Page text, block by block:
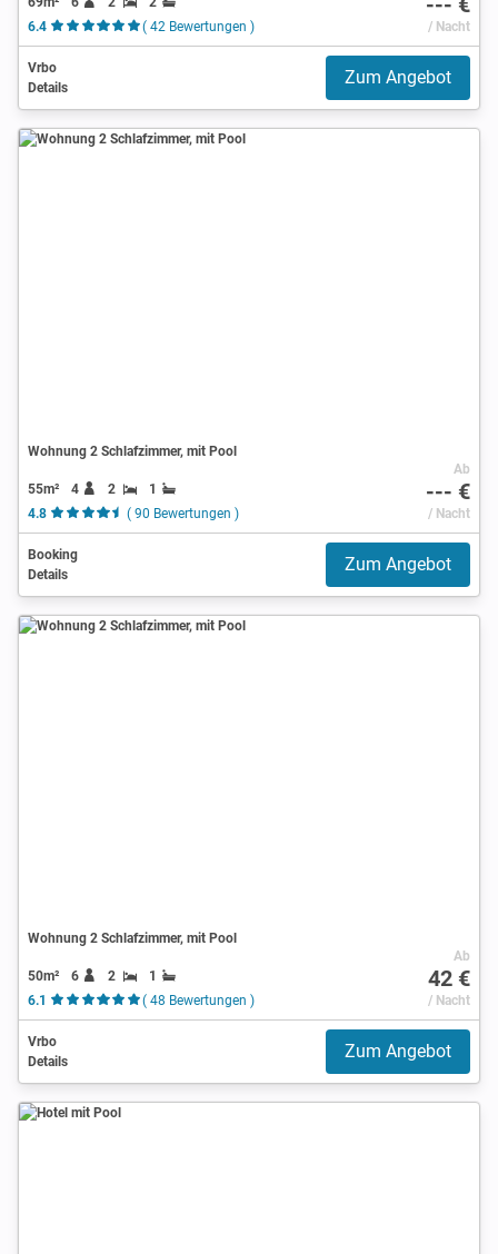
6.4
( 42 Bewertungen ) / Nacht
Vrbo
Details
Zum Angebot
Wohnung 2 Schlafzimmer, mit Pool
55m² 4 2
1
4.8
( 90 Bewertungen )
Ab
--- €
/ Nacht
Booking
Details
Zum Angebot
Wohnung 2 Schlafzimmer, mit Pool
50m² 6 2
1
6.1
( 48 Bewertungen )
Ab
42 €
/ Nacht
Vrbo
Details
Zum Angebot